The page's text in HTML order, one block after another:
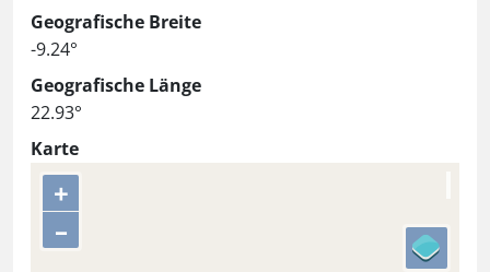
Geografische Breite
-9.24°
Geografische Länge
22.93°
Karte
+
–